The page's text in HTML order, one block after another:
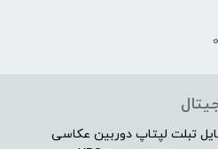
تبلت لپتاپ دوربین عکاسی